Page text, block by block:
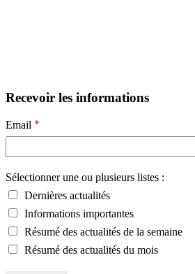
Recevoir les informations
Email *
Sélectionner une ou plusieurs listes :
Dernières actualités
Informations importantes
Résumé des actualités de la semaine
Résumé des actualités du mois